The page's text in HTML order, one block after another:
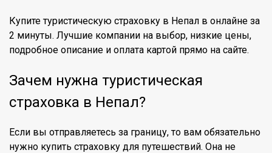
Купите туристическую страховку в Непал в онлайне за
2 минуты. Лучшие компании на выбор, низкие цены,
подробное описание и оплата картой прямо на сайте.
Зачем нужна туристическая
страховка в Непал?
Если вы отправляетесь за границу, то вам обязательно
нужно купить страховку для путешествий. Она не